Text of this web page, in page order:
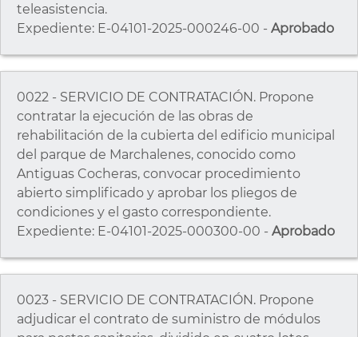
teleasistencia.
Expediente: E-04101-2025-000246-00 - Aprobado
0022 - SERVICIO DE CONTRATACIÓN. Propone
contratar la ejecución de las obras de
rehabilitación de la cubierta del edificio municipal
del parque de Marchalenes, conocido como
Antiguas Cocheras, convocar procedimiento
abierto simplificado y aprobar los pliegos de
condiciones y el gasto correspondiente.
Expediente: E-04101-2025-000300-00 - Aprobado
0023 - SERVICIO DE CONTRATACIÓN. Propone
adjudicar el contrato de suministro de módulos